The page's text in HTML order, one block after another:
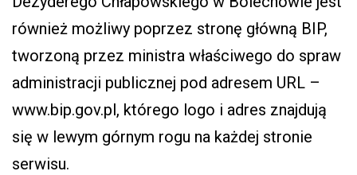
również możliwy poprzez stronę główną BIP,
tworzoną przez ministra właściwego do spraw
administracji publicznej pod adresem URL –
www.bip.gov.pl, którego logo i adres znajdują
się w lewym górnym rogu na każdej stronie
serwisu.